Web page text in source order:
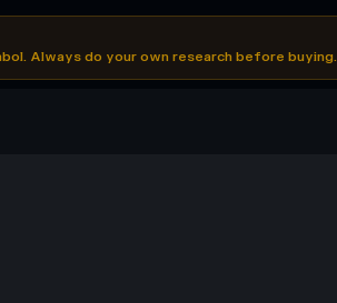
Always do your own research before buying.